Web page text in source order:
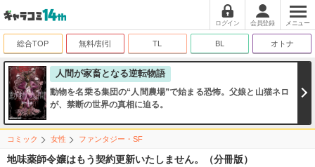
ログイン 会員登録 メニュー
総合TOP 無料/割引 TL BL オトナ
人間が家畜となる逆転物語
動物を名乗る集団の“人間農場”で始まる恐怖。父娘と山猫ネロ
が、禁断の世界の真相に迫る。
コミック 女性 ファンタジー・SF
地味薬師令嬢はもう契約更新いたしません。（分冊版）